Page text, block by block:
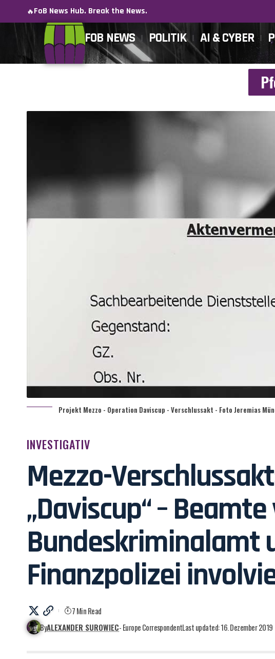
🔥FoB News Hub. Break the News.
FOB NEWS POLITIK AI & CYBER
Projekt Mezzo - Operation Daviscup - Verschlussakt - Foto Jeremias
INVESTIGATIV
Mezzo-
„Daviscup“ –
Bundeskriminalamt
Finanzpolizei
ByALEXANDER SUROWIEC- Europe CorrespondentLast updated: 16. Dezember 2019
7 Min Read